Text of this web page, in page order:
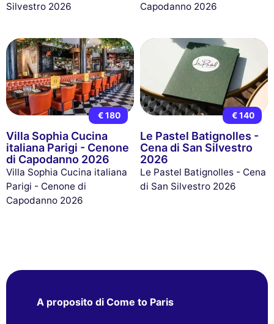
Silvestro 2026
Capodanno 2026
€ 180
Villa Sophia Cucina
italiana Parigi - Cenone
di Capodanno 2026
Villa Sophia Cucina italiana
Parigi - Cenone di
Capodanno 2026
€ 140
Le Pastel Batignolles -
Cena di San Silvestro
2026
Le Pastel Batignolles - Cena
di San Silvestro 2026
A proposito di Come to Paris